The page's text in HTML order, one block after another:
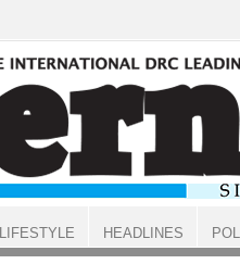
LIFESTYLE HEADLINES